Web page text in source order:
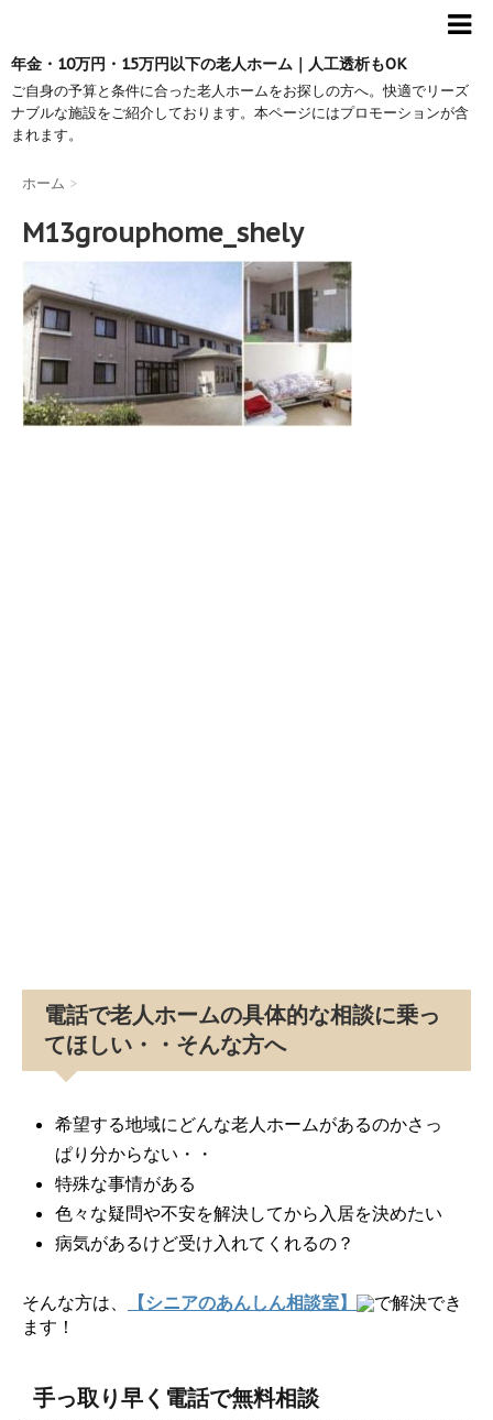
年金・10万円・15万円以下の老人ホーム｜人工透析もOK
ご自身の予算と条件に合った老人ホームをお探しの方へ。快適でリーズ
ナブルな施設をご紹介しております。本ページにはプロモーションが含
まれます。
ホーム >
M13grouphome_shely
電話で老人ホームの具体的な相談に乗っ
てほしい・・そんな方へ
希望する地域にどんな老人ホームがあるのかさっ
ぱり分からない・・
特殊な事情がある
色々な疑問や不安を解決してから入居を決めたい
病気があるけど受け入れてくれるの？
そんな方は、 【シニアのあんしん相談室】
で解決でき
ます！
手っ取り早く電話で無料相談